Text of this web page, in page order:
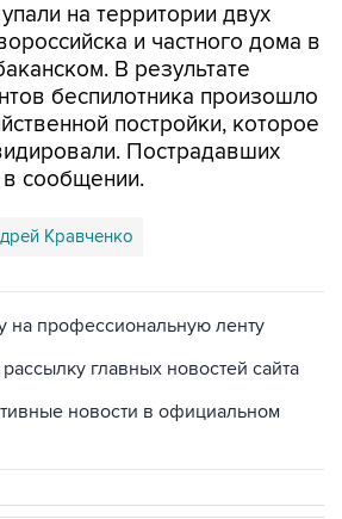
на территории двух
и частного дома в
В результате
беспилотника произошло
постройки, которое
Пострадавших
в сообщении.
Кравченко
на профессиональную ленту
главных новостей сайта
новости в официальном